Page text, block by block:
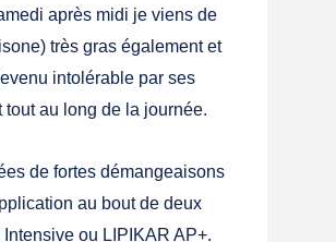
après midi je viens de
très gras également et
intolérable par ses
au long de la journée.
de fortes démangeaisons
au bout de deux
ou LIPIKAR AP+.